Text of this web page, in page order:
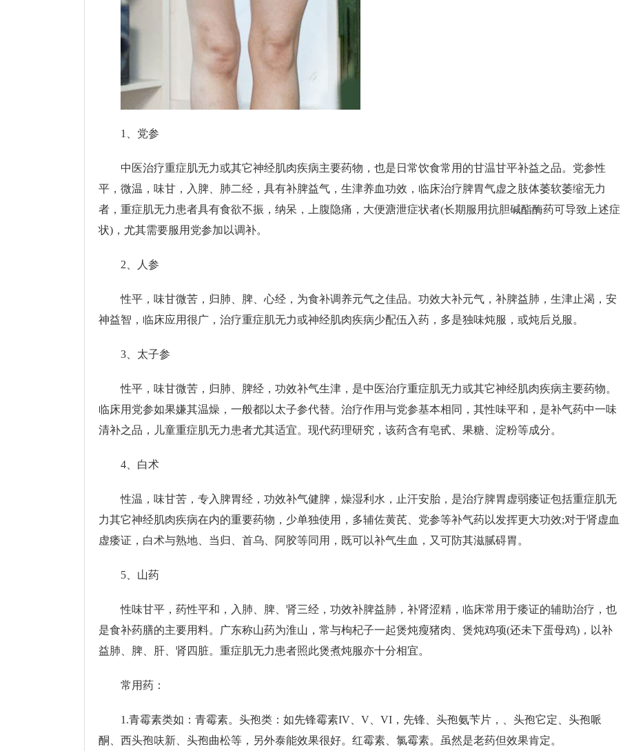
1、党参
中医治疗重症肌无力或其它神经肌肉疾病主要药物，也是日常饮食常用的甘温甘平补益之品。党参性
平，微温，味甘，入脾、肺二经，具有补脾益气，生津养血功效，临床治疗脾胃气虚之肢体萎软萎缩无力
者，重症肌无力患者具有食欲不振，纳呆，上腹隐痛，大便溏泄症状者(长期服用抗胆碱酯酶药可导致上述症
状)，尤其需要服用党参加以调补。
2、人参
性平，味甘微苦，归肺、脾、心经，为食补调养元气之佳品。功效大补元气，补脾益肺，生津止渴，安
神益智，临床应用很广，治疗重症肌无力或神经肌肉疾病少配伍入药，多是独味炖服，或炖后兑服。
3、太子参
性平，味甘微苦，归肺、脾经，功效补气生津，是中医治疗重症肌无力或其它神经肌肉疾病主要药物。
临床用党参如果嫌其温燥，一般都以太子参代替。治疗作用与党参基本相同，其性味平和，是补气药中一味
清补之品，儿童重症肌无力患者尤其适宜。现代药理研究，该药含有皂甙、果糖、淀粉等成分。
4、白术
性温，味甘苦，专入脾胃经，功效补气健脾，燥湿利水，止汗安胎，是治疗脾胃虚弱痿证包括重症肌无
力其它神经肌肉疾病在内的重要药物，少单独使用，多辅佐黄芪、党参等补气药以发挥更大功效;对于肾虚血
虚痿证，白术与熟地、当归、首乌、阿胶等同用，既可以补气生血，又可防其滋腻碍胃。
5、山药
性味甘平，药性平和，入肺、脾、肾三经，功效补脾益肺，补肾涩精，临床常用于痿证的辅助治疗，也
是食补药膳的主要用料。广东称山药为淮山，常与枸杞子一起煲炖瘦猪肉、煲炖鸡项(还未下蛋母鸡)，以补
益肺、脾、肝、肾四脏。重症肌无力患者照此煲煮炖服亦十分相宜。
常用药：
1.青霉素类如：青霉素。头孢类：如先锋霉素IV、V、VI，先锋、头孢氨苄片，、头孢它定、头孢哌
酮、西头孢呋新、头孢曲松等，另外泰能效果很好。红霉素、氯霉素。虽然是老药但效果肯定。